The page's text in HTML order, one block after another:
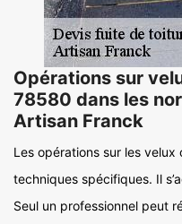
Opérations sur
78580 dans les
Artisan Franck
Les opérations sur les
techniques spécifiques. Il
Seul un professionnel peut